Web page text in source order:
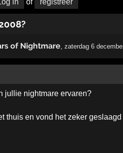
of Nightmare, zaterdag 6
jullie nightmare ervaren?
thuis en vond het zeker